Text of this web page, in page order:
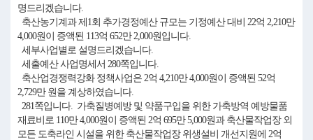
명드리겠습니다.
축산농기계과 제1회 추가경정예산 규모는 기정예산 대비 22억 2,210만
4,000원이 증액된 113억 652만 2,000원입니다.
세부사업별로 설명드리겠습니다.
세출예산 사업명세서 280쪽입니다.
축산업경쟁력강화 정책사업은 2억 4,210만 4,000원이 증액된 52억
2,729만 원을 계상하였습니다.
281쪽입니다. 가축질병예방 및 약품구입을 위한 가축방역 예방물품
재료비로 110만 4,000원이 증액된 2억 695만 5,000원과 축산물작업장 외
모든 도축라인 시설을 위한 축산물작업장 위생설비 개선지원에 2억